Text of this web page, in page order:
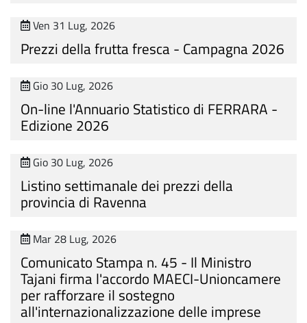
Ven 31 Lug, 2026
Prezzi della frutta fresca - Campagna 2026
Gio 30 Lug, 2026
On-line l'Annuario Statistico di FERRARA -
Edizione 2026
Gio 30 Lug, 2026
Listino settimanale dei prezzi della
provincia di Ravenna
Mar 28 Lug, 2026
Comunicato Stampa n. 45 - Il Ministro
Tajani firma l'accordo MAECI-Unioncamere
per rafforzare il sostegno
all'internazionalizzazione delle imprese